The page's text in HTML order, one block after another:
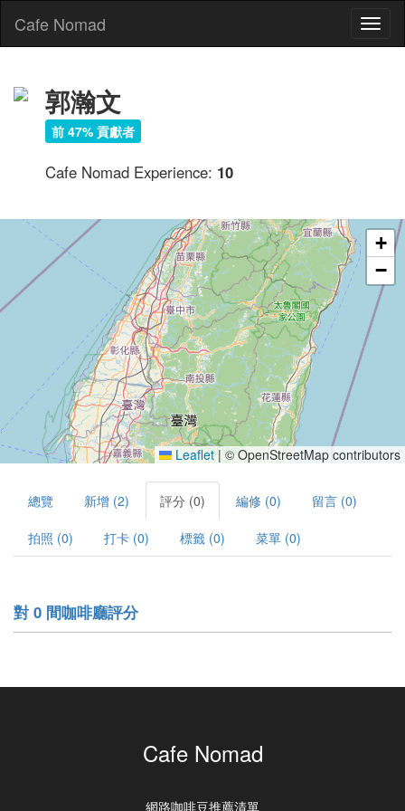
Cafe Nomad
郭瀚文
前 47% 貢獻者
Cafe Nomad Experience: 10
+
−
Leaflet |© OpenStreetMap contributors
總覽 新增 (2) 評分 (0) 編修 (0) 留言 (0)
拍照 (0) 打卡 (0) 標籤 (0) 菜單 (0)
對 0 間咖啡廳評分
Cafe Nomad
網路咖啡豆推薦清單